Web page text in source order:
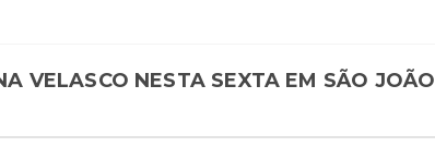
VELASCO NESTA SEXTA EM SÃO JOÃO